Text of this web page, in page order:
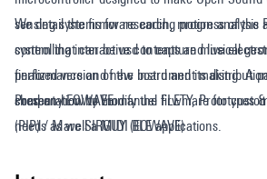
sensing systems for research, motion analysis
controlling interactive contents and live
finalized version of the board and its
company EOWAVE.
We detail the firmware coding progress of the
system that can be usd to capture musical
performance and new instrument making. A
shed on how to modify the firwmare for
needs as well a MIDI BLE applications.
Presentation by Emmanuel FLETY, Prototypes
(PIP) / Marc SIRGUY (EOWAVE)